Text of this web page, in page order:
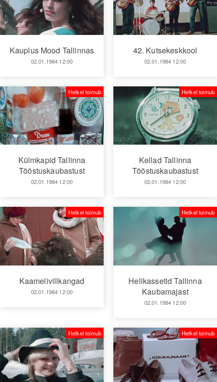
Kauplus Mood Tallinnas
02.01.1984 12:00
42. Kutsekeskkool
02.01.1984 12:00
Külmkapid Tallinna
Tööstuskaubastust
02.01.1984 12:00
Hetkel toimub
Kellad Tallinna
Tööstuskaubastust
02.01.1984 12:00
Hetkel toimub
Kaamelivillkangad
02.01.1984 12:00
Hetkel toimub
Helikassetid Tallinna
Kaubamajast
02.01.1984 12:00
Hetkel toimub
Hetkel toimub Hetkel toimub